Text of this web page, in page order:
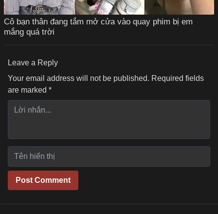
Cô bạn thân đang tắm mở cửa vào quay phim bị em
mắng quá trời
Leave a Reply
Your email address will not be published. Required fields
are marked *